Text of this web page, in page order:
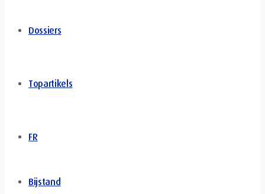
Dossiers
Topartikels
FR
Bijstand